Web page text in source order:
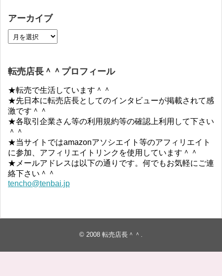
アーカイブ
転売店長＾＾プロフィール
★転売で生活しています＾＾
★先日本に転売店長としてのインタビューが掲載されて感
激です＾＾
★各取引企業さん等の利用規約等の確認上利用して下さい
＾＾
★当サイトではamazonアソシエイト等のアフィリエイト
に参加、アフィリエイトリンクを使用しています＾＾
★メールアドレスは以下の通りです。何でもお気軽にご連
絡下さい＾＾
tencho@tenbai.jp
© 2008 転売店長＾＾ .